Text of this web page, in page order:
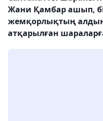
Жани Қамбар ашып,
жемқорлықтың
атқарылған